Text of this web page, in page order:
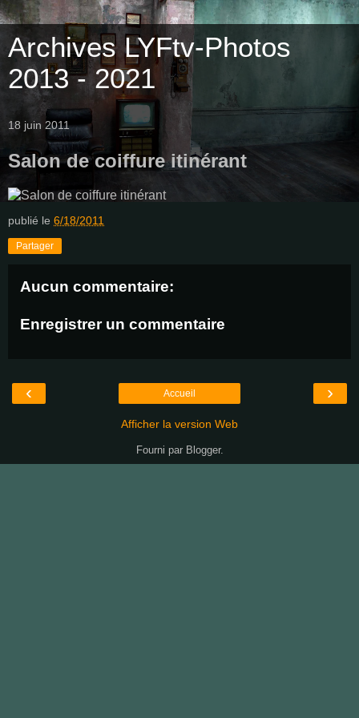
Archives LYFtv-Photos
2013 - 2021
18 juin 2011
Salon de coiffure itinérant
publié le 6/18/2011
Partager
Aucun commentaire:
Enregistrer un commentaire
‹ ›
Accueil
Afficher la version Web
Fourni par Blogger.